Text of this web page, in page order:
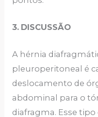
3. DISCUSSÃO
A hérnia
pleuroperitoneal é
deslocamento de
abdominal para o
diafragma. Esse